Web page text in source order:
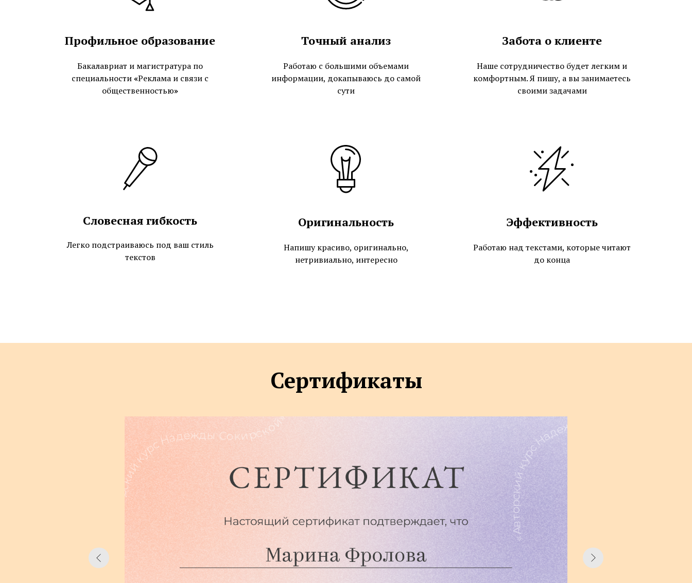
Профильное образование
Бакалавриат и магистратура по
специальности«Реклама и связи с
общественностью»
Точный анализ
Работаю с большими объемами
информации, докапываюсь до самой
сути
Забота о клиенте
Наше сотрудничество будет легким и
комфортным. Я пишу, а вы занимаетесь
своими задачами
Словесная гибкость
Легко подстраиваюсь под ваш стиль
текстов
Оригинальность
Напишу красиво, оригинально,
нетривиально, интересно
Эффективность
Работаю над текстами, которые читают
до конца
Сертификаты